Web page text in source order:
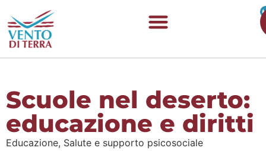
Scuole nel deserto:
educazione e diritti
Educazione, Salute e supporto psicosociale